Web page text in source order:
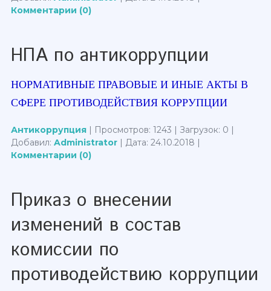
Комментарии (0)
НПА по антикоррупции
НОРМАТИВНЫЕ ПРАВОВЫЕ И ИНЫЕ АКТЫ В
СФЕРЕ ПРОТИВОДЕЙСТВИЯ КОРРУПЦИИ
Антикоррупция | Просмотров: 1243 | Загрузок: 0 |
Добавил: Administrator | Дата: 24.10.2018 |
Комментарии (0)
Приказ о внесении
изменений в состав
комиссии по
противодействию коррупции